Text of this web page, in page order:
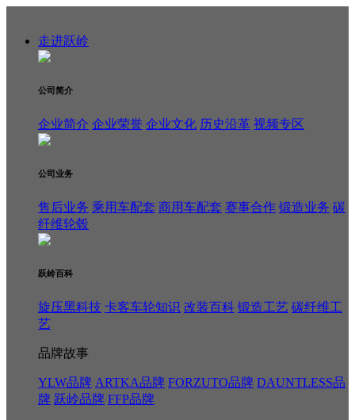
走进跃岭
公司简介
企业简介 企业荣誉 企业文化 历史沿革 视频专区
公司业务
售后业务 乘用车配套 商用车配套 赛事合作 锻造业务 碳
纤维轮毂
跃岭百科
旋压黑科技 卡客车轮知识 改装百科 锻造工艺 碳纤维工
艺
品牌故事
YLW品牌 ARTKA品牌 FORZUTO品牌 DAUNTLESS品
牌 跃岭品牌 FFP品牌